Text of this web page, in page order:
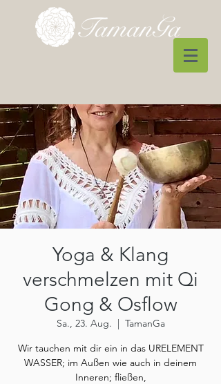
Yoga & Klang
verschmelzen mit Qi
Gong & Osflow
Sa., 23. Aug.
  |
TamanGa
Wir tauchen mit dir ein in das URELEMENT
WASSER; im Außen wie auch in deinem
Inneren; fließen,